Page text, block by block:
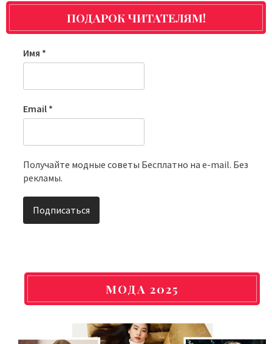
paginationПОДАРОК ЧИТАТЕЛЯМ!
Имя *
Email *
Получайте модные советы Бесплатно на e-mail. Без
рекламы.
МОДА 2025